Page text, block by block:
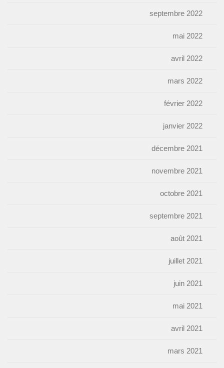
septembre 2022
mai 2022
avril 2022
mars 2022
février 2022
janvier 2022
décembre 2021
novembre 2021
octobre 2021
septembre 2021
août 2021
juillet 2021
juin 2021
mai 2021
avril 2021
mars 2021